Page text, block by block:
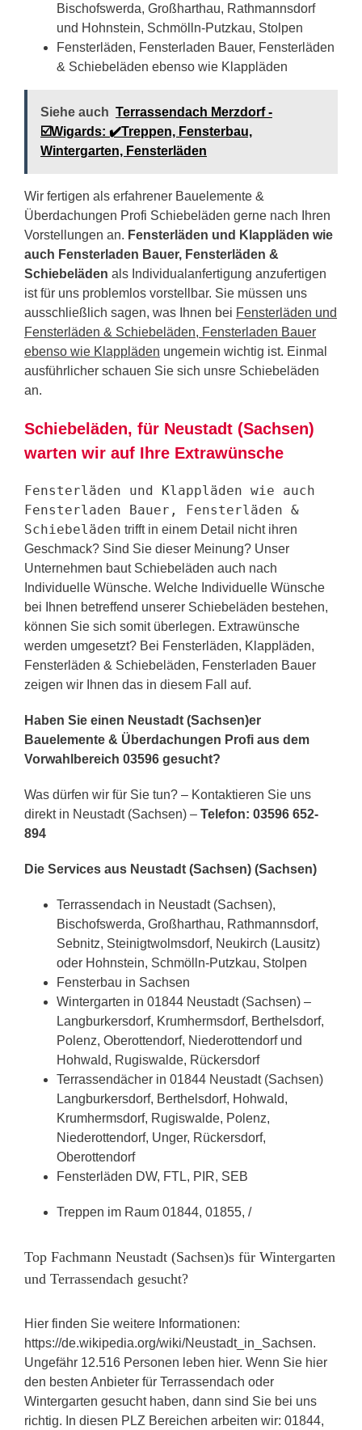
Bischofswerda, Großharthau, Rathmannsdorf
und Hohnstein, Schmölln-Putzkau, Stolpen
Fensterläden, Fensterladen Bauer, Fensterläden
& Schiebeläden ebenso wie Klappläden
Siehe auch Terrassendach Merzdorf -
☑️Wigards: ✔️Treppen, Fensterbau,
Wintergarten, Fensterläden
Wir fertigen als erfahrener Bauelemente &
Überdachungen Profi Schiebeläden gerne nach Ihren
Vorstellungen an. Fensterläden und Klappläden wie
auch Fensterladen Bauer, Fensterläden &
Schiebeläden als Individualanfertigung anzufertigen
ist für uns problemlos vorstellbar. Sie müssen uns
ausschließlich sagen, was Ihnen bei Fensterläden und
Fensterläden & Schiebeläden, Fensterladen Bauer
ebenso wie Klappläden ungemein wichtig ist. Einmal
ausführlicher schauen Sie sich unsre Schiebeläden
an.
Schiebeläden, für Neustadt (Sachsen)
warten wir auf Ihre Extrawünsche
Fensterläden und Klappläden wie auch
Fensterladen Bauer, Fensterläden &
Schiebeläden trifft in einem Detail nicht ihren
Geschmack? Sind Sie dieser Meinung? Unser
Unternehmen baut Schiebeläden auch nach
Individuelle Wünsche. Welche Individuelle Wünsche
bei Ihnen betreffend unserer Schiebeläden bestehen,
können Sie sich somit überlegen. Extrawünsche
werden umgesetzt? Bei Fensterläden, Klappläden,
Fensterläden & Schiebeläden, Fensterladen Bauer
zeigen wir Ihnen das in diesem Fall auf.
Haben Sie einen Neustadt (Sachsen)er
Bauelemente & Überdachungen Profi aus dem
Vorwahlbereich 03596 gesucht?
Was dürfen wir für Sie tun? – Kontaktieren Sie uns
direkt in Neustadt (Sachsen) – Telefon: 03596 652-
894
Die Services aus Neustadt (Sachsen) (Sachsen)
Terrassendach in Neustadt (Sachsen),
Bischofswerda, Großharthau, Rathmannsdorf,
Sebnitz, Steinigtwolmsdorf, Neukirch (Lausitz)
oder Hohnstein, Schmölln-Putzkau, Stolpen
Fensterbau in Sachsen
Wintergarten in 01844 Neustadt (Sachsen) –
Langburkersdorf, Krumhermsdorf, Berthelsdorf,
Polenz, Oberottendorf, Niederottendorf und
Hohwald, Rugiswalde, Rückersdorf
Terrassendächer in 01844 Neustadt (Sachsen)
Langburkersdorf, Berthelsdorf, Hohwald,
Krumhermsdorf, Rugiswalde, Polenz,
Niederottendorf, Unger, Rückersdorf,
Oberottendorf
Fensterläden DW, FTL, PIR, SEB
Treppen im Raum 01844, 01855, /
Top Fachmann Neustadt (Sachsen)s für Wintergarten
und Terrassendach gesucht?
Hier finden Sie weitere Informationen:
https://de.wikipedia.org/wiki/Neustadt_in_Sachsen.
Ungefähr 12.516 Personen leben hier. Wenn Sie hier
den besten Anbieter für Terrassendach oder
Wintergarten gesucht haben, dann sind Sie bei uns
richtig. In diesen PLZ Bereichen arbeiten wir: 01844,